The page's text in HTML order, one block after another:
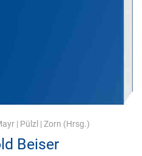
| Pülzl | Zorn (Hrsg.)
Beiser